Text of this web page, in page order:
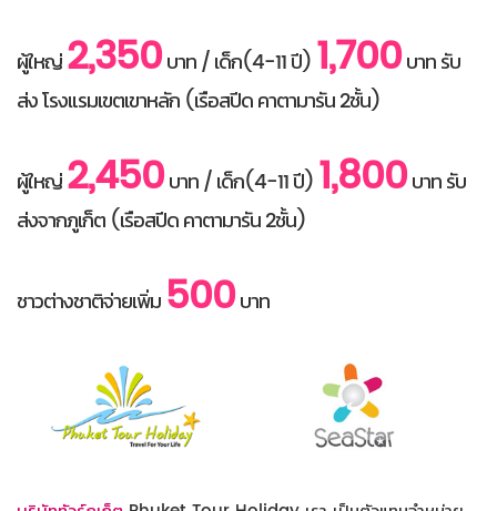
ผู้ใหญ่2,350บาท / เด็ก(4-11 ปี) 1,700บาท รับ
ส่ง โรงแรมเขตเขาหลัก (เรือสปีด คาตามารัน 2ชั้น)
ผู้ใหญ่2,450บาท / เด็ก(4-11 ปี) 1,800บาท รับ
ส่งจากภูเก็ต (เรือสปีด คาตามารัน 2ชั้น)
ชาวต่างชาติจ่ายเพิ่ม 500บาท